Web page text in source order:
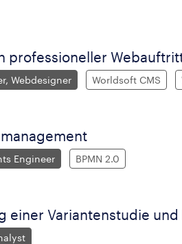
professioneller
Webdesigner Worldsoft CMS
Engineer BPMN 2.0
einer Variantenstudie und